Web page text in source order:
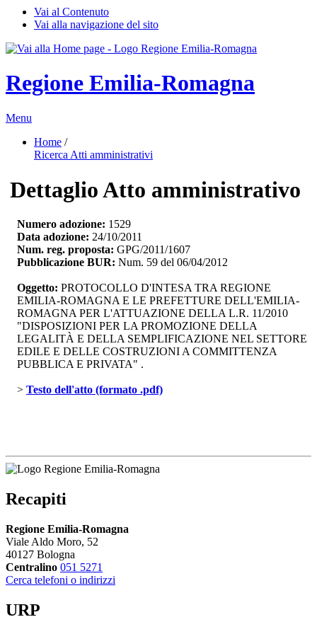
Vai al Contenuto
Vai alla navigazione del sito
Regione Emilia-Romagna
Menu
Home /
Ricerca Atti amministrativi
Dettaglio Atto amministrativo
Numero adozione: 1529
Data adozione: 24/10/2011
Num. reg. proposta: GPG/2011/1607
Pubblicazione BUR: Num. 59 del 06/04/2012
Oggetto: PROTOCOLLO D'INTESA TRA REGIONE
EMILIA-ROMAGNA E LE PREFETTURE DELL'EMILIA-
ROMAGNA PER L'ATTUAZIONE DELLA L.R. 11/2010
"DISPOSIZIONI PER LA PROMOZIONE DELLA
LEGALITÀ E DELLA SEMPLIFICAZIONE NEL SETTORE
EDILE E DELLE COSTRUZIONI A COMMITTENZA
PUBBLICA E PRIVATA" .
> Testo dell'atto (formato .pdf)
Recapiti
Regione Emilia-Romagna
Viale Aldo Moro, 52
40127 Bologna
Centralino 051 5271
Cerca telefoni o indirizzi
URP